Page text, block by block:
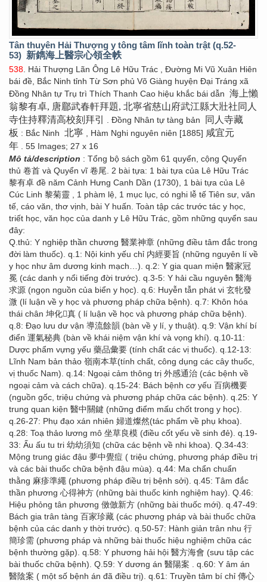
Tân thuyên Hải Thượng y tông tâm lĩnh toàn trật (q.52-
53) 新鐫海上醫宗心領全帙
538. Hải Thượng Lãn Ông Lê Hữu Trác , Đường Mi Vũ Xuân Hiên
bái đề, Bắc Ninh tỉnh Từ Sơn phủ Võ Giàng huyện Đại Tráng xã
Đồng Nhân tự Trụ trì Thích Thanh Cao hiệu khắc bái dẫn 海上懶
翁黎有卓, 唐郿武春軒拜題, 北寧省慈山府武江縣大壯社同人
寺住持釋清高校刻拜引
. Đồng Nhân tự tàng bản
同人寺藏
板 : Bắc Ninh 北寧 , Hàm Nghi nguyên niên [1885] 咸宜元
年 . 55 Images; 27 x 16
Mô tả/description : Tổng bộ sách gồm 61 quyển, cộng Quyển
thủ 卷首 và Quyển vĩ 卷尾. 2 bài tựa: 1 bài tựa của Lê Hữu Trác
黎有卓 đề năm Cảnh Hưng Canh Dần (1730), 1 bài tựa của Lê
Cúc Linh 黎菊靈 , 1 phàm lệ, 1 mục lục, có nghi lễ tế Tiên sư, văn
tế, cáo văn, thơ vịnh, bài Y huấn. Toàn tập các trước tác y học,
triết học, văn học của danh y Lê Hữu Trác, gồm những quyển sau
đây:
Q.thủ: Y nghiệp thần chương 醫業神章 (những điều tâm đắc trong
đời làm thuốc). q.1: Nội kinh yếu chỉ 内經要旨 (những nguyên lí về
y học như âm dương kinh mạch…). q.2: Y gia quan miện 醫家冠
冕 (các danh y nổi tiếng đời trước). q.3-5: Y hải cầu nguyên 醫海
求源 (ngọn nguồn của biển y học). q.6: Huyễn tẫn phát vi 玄牝發
溦 (lí luận về y học và phương pháp chữa bệnh). q.7: Khôn hóa
thái chân 坤化񠈚真 ( lí luận về học và phương pháp chữa bệnh).
q.8: Đạo lưu dư vận 導流餘韻 (bàn về y lí, y thuật). q.9: Vận khí bí
điển 運氣秘典 (bàn về khái niệm vận khí và vọng khí). q.10-11:
Dược phẩm vựng yếu 藥品彙要 (tính chất các vị thuốc). q.12-13:
Lĩnh Nam bản thảo 嶺南本草(tính chất, công dụng các cây thuốc,
vị thuốc Nam). q.14: Ngoại cảm thông trị 外感通治 (các bệnh về
ngoại cảm và cách chữa). q.15-24: Bách bệnh cơ yếu 百病機要
(nguồn gốc, triệu chứng và phương pháp chữa các bệnh). q.25: Y
trung quan kiện 醫中關鍵 (những điểm mấu chốt trong y học).
q.26-27: Phụ đạo xán nhiên 婦道燦然(tác phẩm về phụ khoa).
q.28: Toạ thảo lương mô 坐草良模 (điều cốt yếu về sinh đẻ). q.19-
33: Ấu ấu tu tri 幼幼須知 (chữa các bệnh về nhi khoa). Q.34-43:
Mộng trung giác đậu 夢中覺痘 ( triệu chứng, phương pháp điều trị
và các bài thuốc chữa bệnh đậu mùa). q.44: Ma chẩn chuẩn
thằng 麻疹準繩 (phương pháp điều trị bệnh sởi). q.45: Tâm đắc
thần phương 心得神方 (những bài thuốc kinh nghiệm hay). Q.46:
Hiệu phỏng tân phương 傚倣新方 (những bài thuốc mới). q.47-49:
Bách gia trân tàng 百家珍藏 (các phương pháp và bài thuốc chữa
bệnh của các danh y thời trước). q.50-57: Hành giản trân nhu 行
簡珍需 (phương pháp và những bài thuốc hiệu nghiệm chữa các
bệnh thường gặp). q.58: Y phương hải hội 醫方海會 (sưu tập các
bài thuốc chữa bệnh). Q.59: Y dương án 醫陽案 . q.60: Y âm án
醫陰案 ( một số bệnh án đã điều trị). q.61: Truyền tâm bí chỉ 傳心